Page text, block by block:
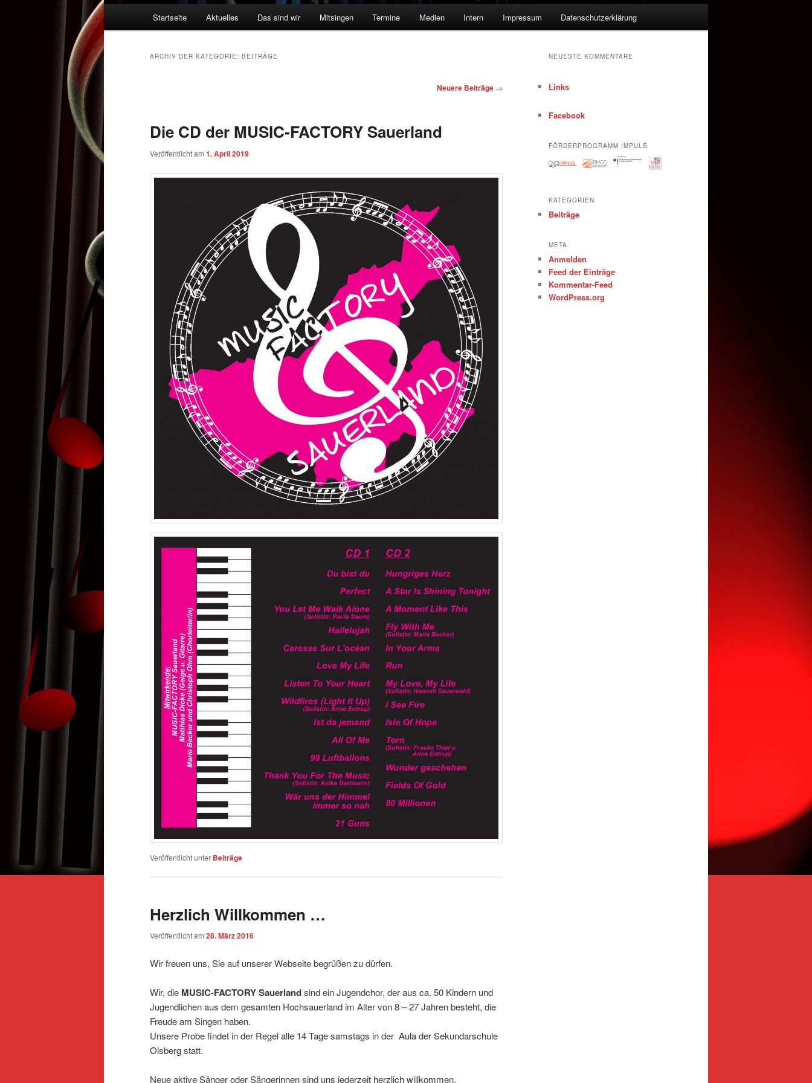
Startseite Aktuelles Das sind wir Mitsingen Termine Medien Intern Impressum Datenschutzerklärung
ARCHIV DER KATEGORIE: BEITRÄGE
Neuere Beiträge →
Die CD der MUSIC-FACTORY Sauerland
Veröffentlicht am 1. April 2019
Veröffentlicht unter Beiträge
Herzlich Willkommen …
Veröffentlicht am 28. März 2016
Wir freuen uns, Sie auf unserer Webseite begrüßen zu dürfen.
Wir, die MUSIC-FACTORY Sauerlandsind ein Jugendchor, der aus ca. 50 Kindern und
Jugendlichen aus dem gesamten Hochsauerland im Alter von 8 – 27 Jahren besteht, die
Freude am Singen haben.
Unsere Probe findet in der Regel alle 14 Tage samstags in der Aula der Sekundarschule
Olsberg statt.
Neue aktive Sänger oder Sängerinnen sind uns jederzeit herzlich willkommen.
NEUESTE KOMMENTARE
Links
Facebook
FÖRDERPROGRAMM IMPULS
KATEGORIEN
Beiträge
META
Anmelden
Feed der Einträge
Kommentar-Feed
WordPress.org